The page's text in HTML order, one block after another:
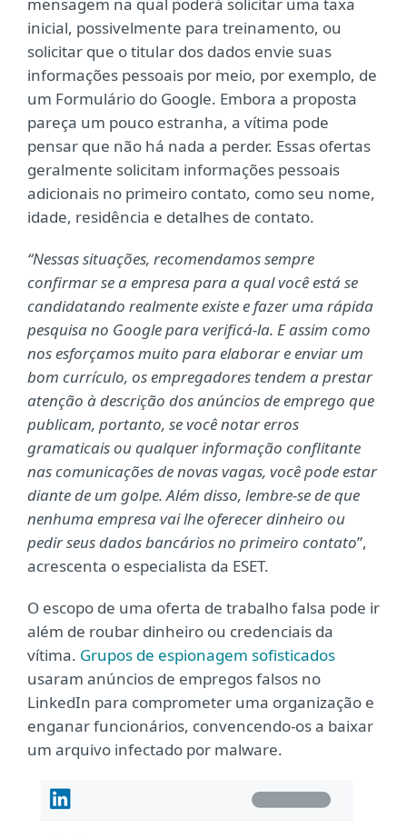
mensagem na qual poderá solicitar uma taxa
inicial, possivelmente para treinamento, ou
solicitar que o titular dos dados envie suas
informações pessoais por meio, por exemplo, de
um Formulário do Google. Embora a proposta
pareça um pouco estranha, a vítima pode
pensar que não há nada a perder. Essas ofertas
geralmente solicitam informações pessoais
adicionais no primeiro contato, como seu nome,
idade, residência e detalhes de contato.
“Nessas situações, recomendamos sempre
confirmar se a empresa para a qual você está se
candidatando realmente existe e fazer uma rápida
pesquisa no Google para verificá-la. E assim como
nos esforçamos muito para elaborar e enviar um
bom currículo, os empregadores tendem a prestar
atenção à descrição dos anúncios de emprego que
publicam, portanto, se você notar erros
gramaticais ou qualquer informação conflitante
nas comunicações de novas vagas, você pode estar
diante de um golpe. Além disso, lembre-se de que
nenhuma empresa vai lhe oferecer dinheiro ou
pedir seus dados bancários no primeiro contato”,
acrescenta o especialista da ESET.
O escopo de uma oferta de trabalho falsa pode ir
além de roubar dinheiro ou credenciais da
vítima. Grupos de espionagem sofisticados
usaram anúncios de empregos falsos no
LinkedIn para comprometer uma organização e
enganar funcionários, convencendo-os a baixar
um arquivo infectado por malware.